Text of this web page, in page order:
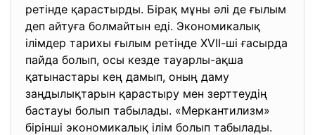
ретінде қарастырды. Бірақ мұны әлі де ғылым
деп айтуға болмайтын еді. Экономикалық
ілімдер тарихы ғылым ретінде ХVІІ-ші ғасырда
пайда болып, осы кезде тауарлы-ақша
қатынастары кең дамып, оның даму
заңдылықтарын қарастыру мен зерттеудің
бастауы болып табылады. «Меркантилизм»
бірінші экономикалық ілім болып табылады.